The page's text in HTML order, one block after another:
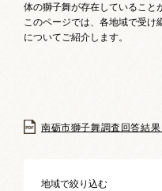
お祭りカレンダー
郷土資料
体の獅子舞が存在していること
このページでは、各地域で受け
についてご紹介します。
南砺市獅子舞調査回答結
地域で絞り込む